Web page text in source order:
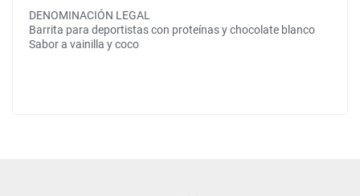
DENOMINACIÓN LEGAL
Barrita para deportistas con proteínas y chocolate blanco
Sabor a vainilla y coco